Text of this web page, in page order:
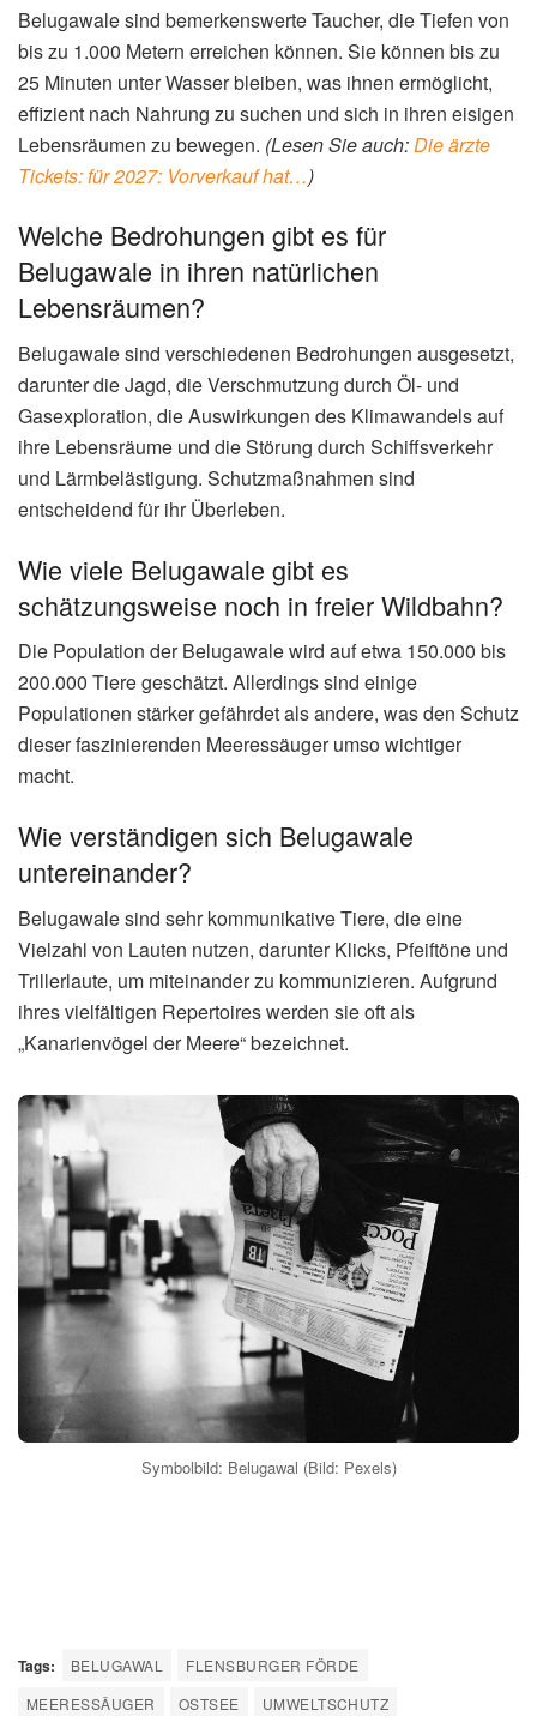
Belugawale sind bemerkenswerte Taucher, die Tiefen von
bis zu 1.000 Metern erreichen können. Sie können bis zu
25 Minuten unter Wasser bleiben, was ihnen ermöglicht,
effizient nach Nahrung zu suchen und sich in ihren eisigen
Lebensräumen zu bewegen. (Lesen Sie auch: Die ärzte
Tickets: für 2027: Vorverkauf hat…)
Welche Bedrohungen gibt es für
Belugawale in ihren natürlichen
Lebensräumen?
Belugawale sind verschiedenen Bedrohungen ausgesetzt,
darunter die Jagd, die Verschmutzung durch Öl- und
Gasexploration, die Auswirkungen des Klimawandels auf
ihre Lebensräume und die Störung durch Schiffsverkehr
und Lärmbelästigung. Schutzmaßnahmen sind
entscheidend für ihr Überleben.
Wie viele Belugawale gibt es
schätzungsweise noch in freier Wildbahn?
Die Population der Belugawale wird auf etwa 150.000 bis
200.000 Tiere geschätzt. Allerdings sind einige
Populationen stärker gefährdet als andere, was den Schutz
dieser faszinierenden Meeressäuger umso wichtiger
macht.
Wie verständigen sich Belugawale
untereinander?
Belugawale sind sehr kommunikative Tiere, die eine
Vielzahl von Lauten nutzen, darunter Klicks, Pfeiftöne und
Trillerlaute, um miteinander zu kommunizieren. Aufgrund
ihres vielfältigen Repertoires werden sie oft als
„Kanarienvögel der Meere“ bezeichnet.
Symbolbild: Belugawal (Bild: Pexels)
Tags: BELUGAWAL
FLENSBURGER FÖRDE
MEERESSÄUGER
OSTSEE UMWELTSCHUTZ